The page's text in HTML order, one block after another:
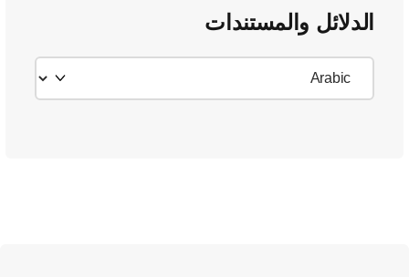
الدلائل والمستندات